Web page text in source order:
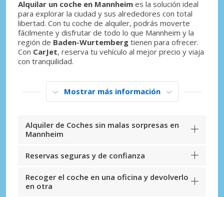
Alquilar un coche en Mannheim es la solución ideal
para explorar la ciudad y sus alrededores con total
libertad. Con tu coche de alquiler, podrás moverte
fácilmente y disfrutar de todo lo que Mannheim y la
región de Baden-Wurtemberg tienen para ofrecer.
Con CarJet, reserva tu vehículo al mejor precio y viaja
con tranquilidad.
Mostrar más información
Alquiler de Coches sin malas sorpresas en
Mannheim
Reservas seguras y de confianza
Recoger el coche en una oficina y devolverlo
en otra